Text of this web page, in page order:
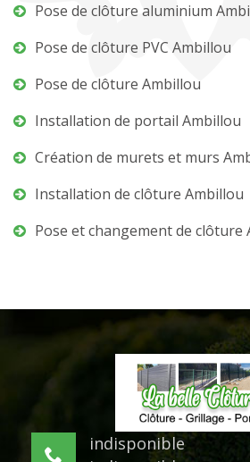
Pose de clôture aluminium
Pose de clôture PVC Ambillou
Pose de clôture Ambillou
Installation de portail Ambillou
Création de murets et murs
Installation de clôture Ambillou
Pose et changement de clôture
indisponible